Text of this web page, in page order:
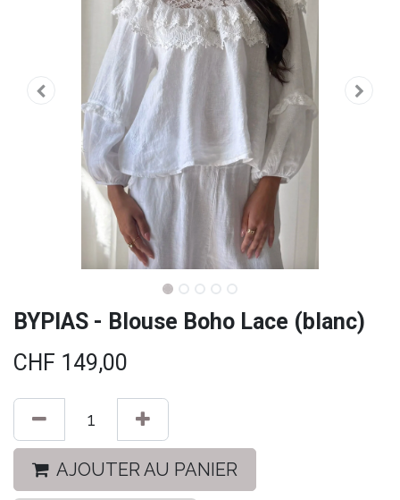
BYPIAS - Blouse Boho Lace (blanc)
CHF 149,00
AJOUTER AU PANIER